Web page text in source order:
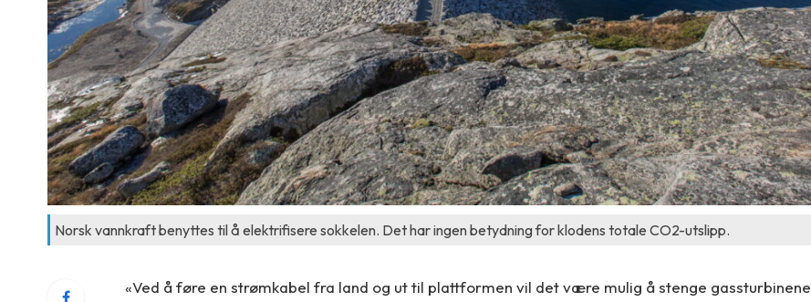
Norsk vannkraft benyttes til å elektrifisere sokkelen. Det har ingen betydning for klodens totale CO2-utslipp.
«Ved å føre en strømkabel fra land og ut til plattformen vil det være mulig å stenge gassturbinene